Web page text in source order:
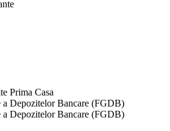
Prima Casa
a Depozitelor Bancare (FGDB)
a Depozitelor Bancare (FGDB)